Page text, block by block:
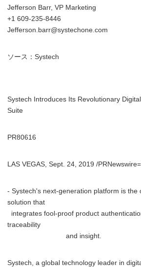
Jefferson Barr, VP Marketing
+1 609-235-8446
Jefferson.barr@systechone.com
ソース：Systech
Systech Introduces Its Revolutionary
Suite
PR80616
LAS VEGAS, Sept. 24, 2019 /
- Systech's next-generation platform is the
solution that
integrates fool-proof product
traceability
and insight.
Systech, a global technology leader in